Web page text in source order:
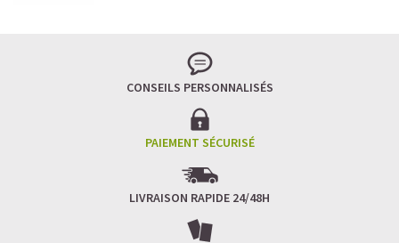
CONSEILS PERSONNALISÉS
PAIEMENT SÉCURISÉ
LIVRAISON RAPIDE 24/48H